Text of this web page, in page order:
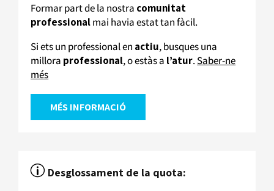
Formar part de la nostra comunitat
professionalmai havia estat tan fàcil.
Si ets un professional en actiu, busques una
millora professional, o estàs a l’atur.Saber-ne
més
MÉS INFORMACIÓ
p Desglossament de la quota: